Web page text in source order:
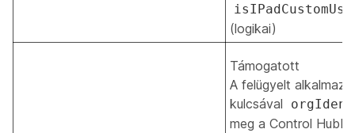
(logikai)
Támogatott
A felügyelt
kulcsával
meg a Control